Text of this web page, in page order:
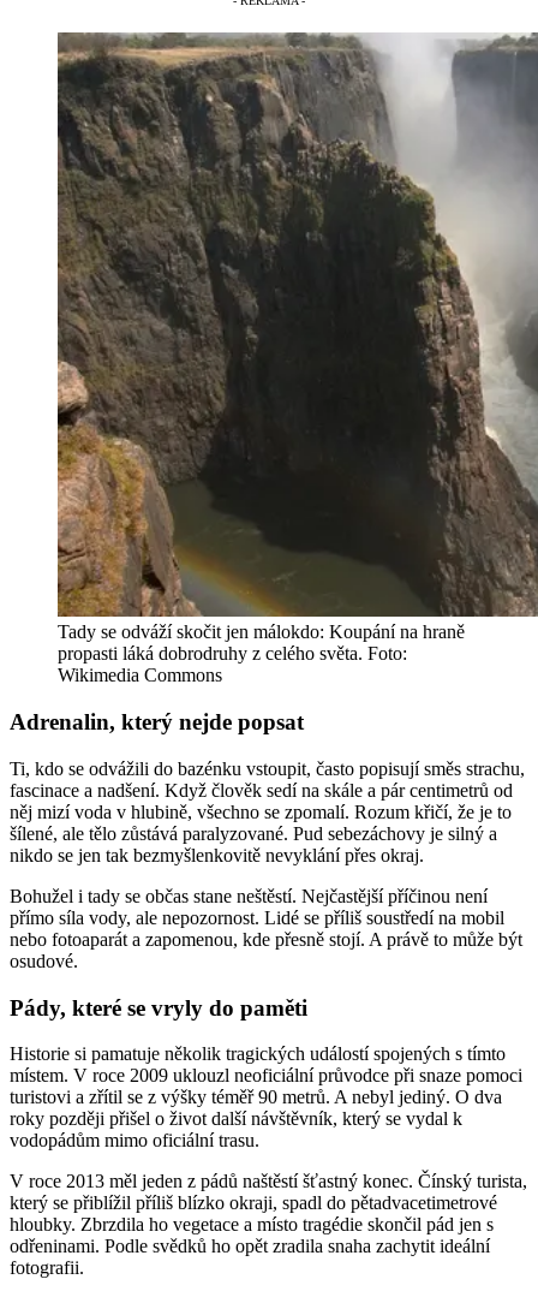
Tady se odváží skočit jen málokdo: Koupání na hraně
propasti láká dobrodruhy z celého světa. Foto:
Wikimedia Commons
Adrenalin, který nejde popsat
Ti, kdo se odvážili do bazénku vstoupit, často popisují směs strachu,
fascinace a nadšení. Když člověk sedí na skále a pár centimetrů od
něj mizí voda v hlubině, všechno se zpomalí. Rozum křičí, že je to
šílené, ale tělo zůstává paralyzované. Pud sebezáchovy je silný a
nikdo se jen tak bezmyšlenkovitě nevyklání přes okraj.
Bohužel i tady se občas stane neštěstí. Nejčastější příčinou není
přímo síla vody, ale nepozornost. Lidé se příliš soustředí na mobil
nebo fotoaparát a zapomenou, kde přesně stojí. A právě to může být
osudové.
Pády, které se vryly do paměti
Historie si pamatuje několik tragických událostí spojených s tímto
místem. V roce 2009 uklouzl neoficiální průvodce při snaze pomoci
turistovi a zřítil se z výšky téměř 90 metrů. A nebyl jediný. O dva
roky později přišel o život další návštěvník, který se vydal k
vodopádům mimo oficiální trasu.
V roce 2013 měl jeden z pádů naštěstí šťastný konec. Čínský turista,
který se přiblížil příliš blízko okraji, spadl do pětadvacetimetrové
hloubky. Zbrzdila ho vegetace a místo tragédie skončil pád jen s
odřeninami. Podle svědků ho opět zradila snaha zachytit ideální
fotografii.